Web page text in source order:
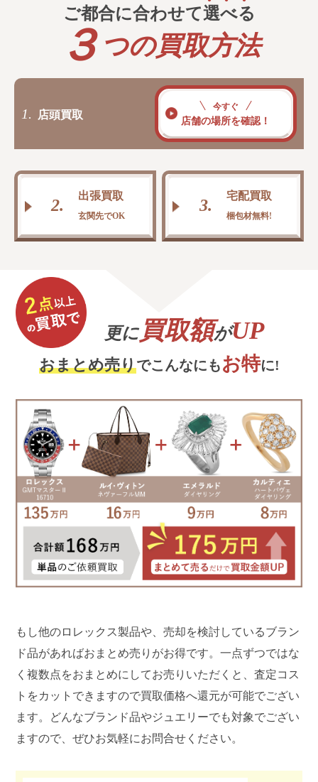
ご都合に合わせて選べる
３ つの買取方法
1. 店頭買取
今すぐ
店舗の場所を確認！
2.
出張買取
玄関先でOK
3.
宅配買取
梱包材無料!
更に買取額がUP
おまとめ売りでこんなにもお特に!
もし他のロレックス製品や、売却を検討しているブラン
ド品があればおまとめ売りがお得です。一点ずつではな
く複数点をおまとめにしてお売りいただくと、査定コス
トをカットできますので買取価格へ還元が可能でござい
ます。どんなブランド品やジュエリーでも対象でござい
ますので、ぜひお気軽にお問合せください。